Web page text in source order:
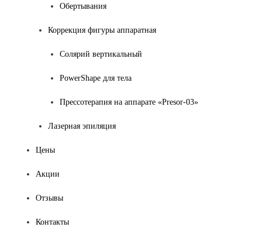
Обертывания
Коррекция фигуры аппаратная
Солярий вертикальный
PowerShape для тела
Прессотерапия на аппарате «Presor-03»
Лазерная эпиляция
Цены
Акции
Отзывы
Контакты